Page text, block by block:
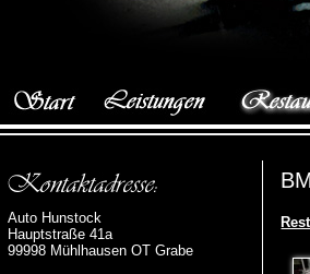
Auto Hunstock
Hauptstraße 41a
99998 Mühlhausen OT Grabe